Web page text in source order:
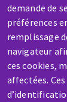
demande de
préférences
remplissage
navigateur
ces cookies,
affectées.